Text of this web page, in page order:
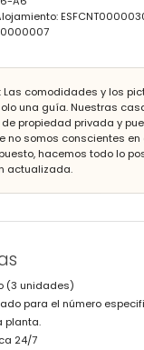
y muebles de jardín
cubierta
privado
Xàbia (a menos de 5
Mediterráneo,
Playa del Arenal (a menos
La Fontana, Xàbia (a
Alicante (a menos
más cercano: Valencia (a
adecuado para familias
Las comodidades y los
una guía. Nuestras
propiedad privada y
no somos conscientes en
hacemos todo lo
actualizada.
(3 unidades)
para el número
planta.
24/7